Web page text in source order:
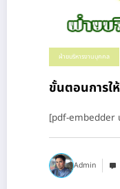
ฝ่ายบริหารงานบุคคล
ขั้นตอนการใ
[pdf-embedder
Admin